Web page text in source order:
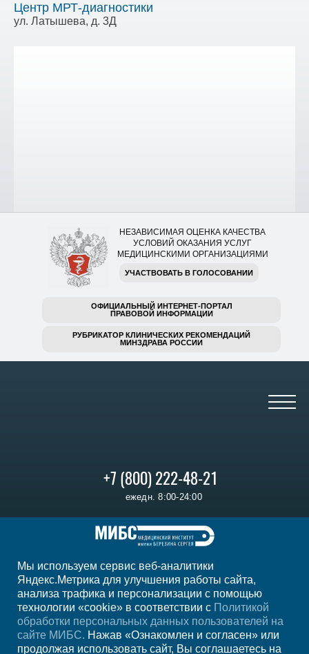
Центр МРТ-диагностики
ул. Латышева, д. 3Д
НЕЗАВИСИМАЯ ОЦЕНКА КАЧЕСТВА
УСЛОВИЙ ОКАЗАНИЯ УСЛУГ
МЕДИЦИНСКИМИ ОРГАНИЗАЦИЯМИ
УЧАСТВОВАТЬ В ГОЛОСОВАНИИ
ОФИЦИАЛЬНЫЙ ИНТЕРНЕТ-ПОРТАЛ
ПРАВОВОЙ ИНФОРМАЦИИ
РУБРИКАТОР КЛИНИЧЕСКИХ РЕКОМЕНДАЦИЙ
МИНЗДРАВА РОССИИ
+7 (800) 222-48-21
ежедн. 8:00-24:00
РегионАстрахань
Мы в социальных сетях
Мы используем сервис веб-аналитики
Яндекс.Метрика для улучшения работы сайта,
анализа трафика и персонализации с помощью
технологии «cookie» в соответствии с Политикой
обработки персональных данных пользователей на
сайте МИБС. Нажав «Ознакомлен и согласен» или
продолжая использовать сайт, Вы соглашаетесь на